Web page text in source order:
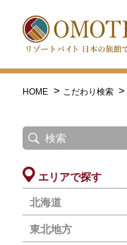
HOME こだわり検索
エリアで探す
北海道
東北地方